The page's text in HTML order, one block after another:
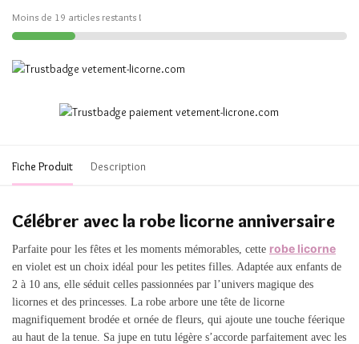
Moins de 19 articles restants !
Fiche Produit Description
Célébrer avec la robe licorne anniversaire
Parfaite pour les fêtes et les moments mémorables, cette robe licorne
en violet est un choix idéal pour les petites filles. Adaptée aux enfants de
2 à 10 ans, elle séduit celles passionnées par l’univers magique des
licornes et des princesses. La robe arbore une tête de licorne
magnifiquement brodée et ornée de fleurs, qui ajoute une touche féerique
au haut de la tenue. Sa jupe en tutu légère s’accorde parfaitement avec les